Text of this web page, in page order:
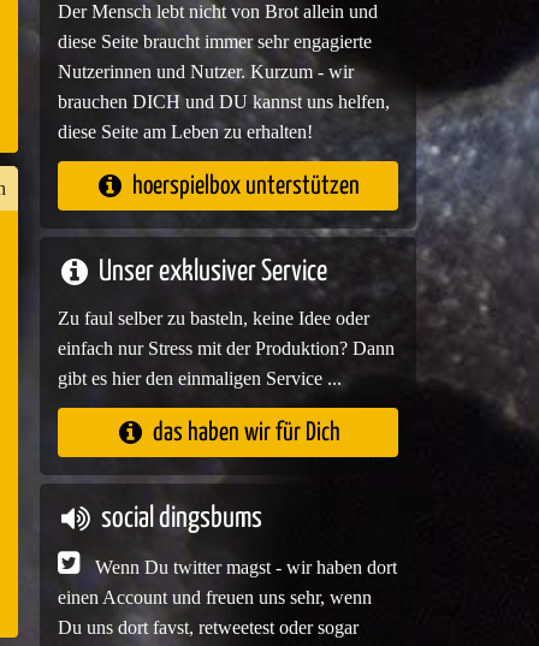
Der Mensch lebt nicht von Brot allein und
diese Seite braucht immer sehr engagierte
Nutzerinnen und Nutzer. Kurzum - wir
brauchen DICH und DU kannst uns helfen,
diese Seite am Leben zu erhalten!
hoerspielbox unterstützen
Unser exklusiver Service
Zu faul selber zu basteln, keine Idee oder
einfach nur Stress mit der Produktion? Dann
gibt es hier den einmaligen Service ...
das haben wir für Dich
social dingsbums
Wenn Du twitter magst - wir haben dort
einen Account und freuen uns sehr, wenn
Du uns dort favst, retweetest oder sogar